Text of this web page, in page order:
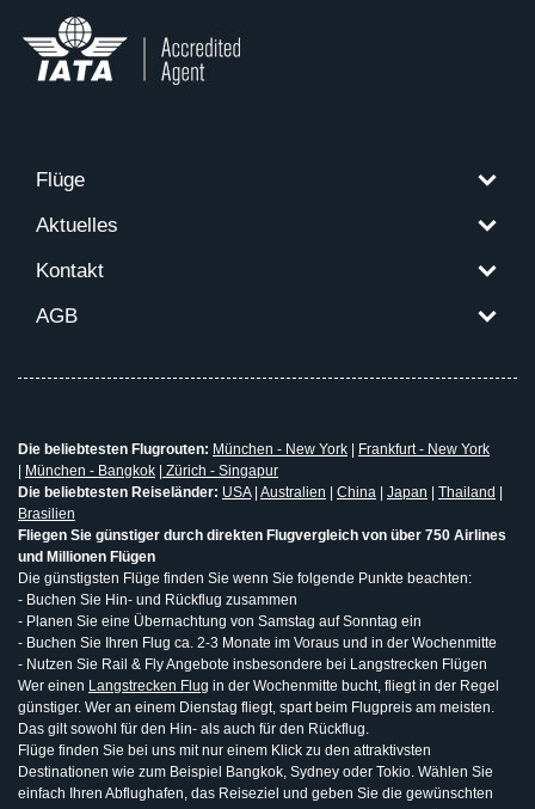
Flüge
Aktuelles
Kontakt
AGB
Die beliebtesten Flugrouten: München - New York
Frankfurt - New York
München - Bangkok
Zürich - Singapur
Die beliebtesten Reiseländer: USA| Australien China Japan Thailand
Brasilien
Fliegen Sie günstiger durch direkten Flugvergleich von über 750 Airlines
und Millionen Flügen
Die günstigsten Flüge finden Sie wenn Sie folgende Punkte beachten:
- Buchen Sie Hin- und Rückflug zusammen
- Planen Sie eine Übernachtung von Samstag auf Sonntag ein
- Buchen Sie Ihren Flug ca. 2-3 Monate im Voraus und in der Wochenmitte
- Nutzen Sie Rail & Fly Angebote insbesondere bei Langstrecken Flügen
Wer einen Langstrecken Flug in der Wochenmitte bucht, fliegt in der Regel
günstiger. Wer an einem Dienstag fliegt, spart beim Flugpreis am meisten.
Das gilt sowohl für den Hin- als auch für den Rückflug.
Flüge finden Sie bei uns mit nur einem Klick zu den attraktivsten
Destinationen wie zum Beispiel Bangkok, Sydney oder Tokio. Wählen Sie
einfach Ihren Abflughafen, das Reiseziel und geben Sie die gewünschten